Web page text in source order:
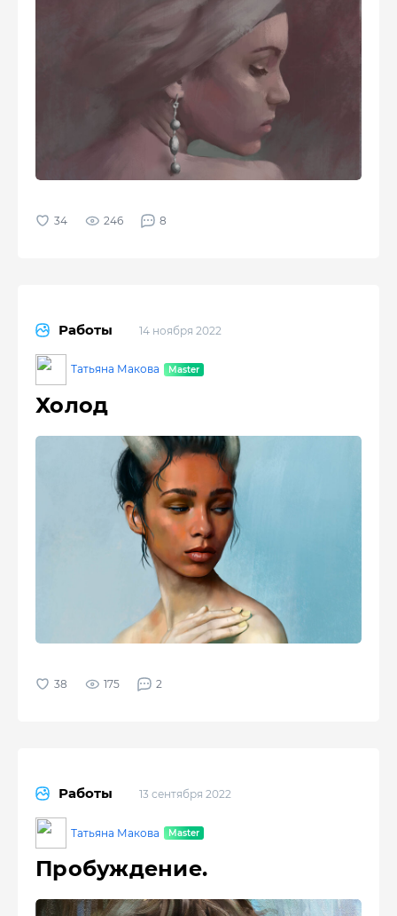
246 8
Работы 14 ноября 2022
Татьяна Макова
Холод
175 2
Работы 13 сентября 2022
Татьяна Макова
Пробуждение.